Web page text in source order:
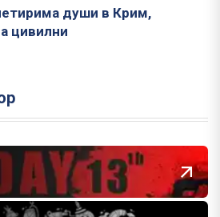
души в Крим,
цивилни